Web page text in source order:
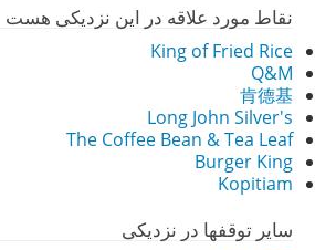
نقاط مورد علاقه در این نزدیکی هست
King of Fried Rice
Q&M
肯德基
Long John Silver's
The Coffee Bean & Tea Leaf
Burger King
Kopitiam
سایر توقفها در نزدیکی